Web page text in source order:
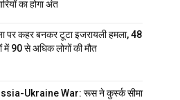
का होगा अंत
पर कहर बनकर टूटा इजरायली हमला, 48
में 90 से अधिक लोगों की मौत
Ukraine War: रूस ने कुर्स्क सीमा